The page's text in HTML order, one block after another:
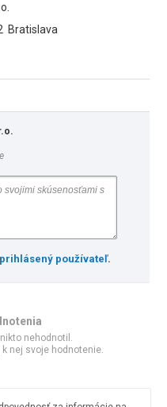
Bratislava
prihlásený používateľ.
nehodnotil.
k nej svoje hodnotenie.